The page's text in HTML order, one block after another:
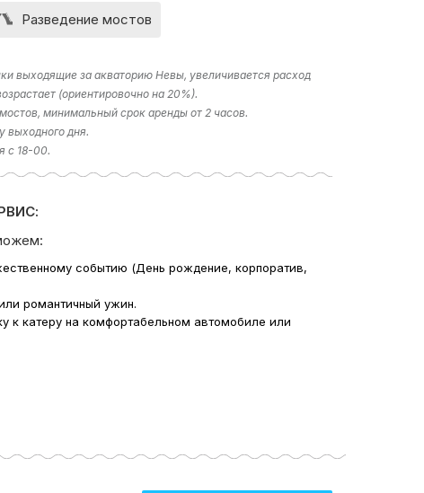
Разведение мостов
выходящие за акваторию Невы, увеличивается расход
(ориентировочно на 20%).
минимальный срок аренды от 2 часов.
выходного дня.
с 18-00.
событию (День рождение, корпоратив,
романтичный ужин.
к катеру на комфортабельном автомобиле или